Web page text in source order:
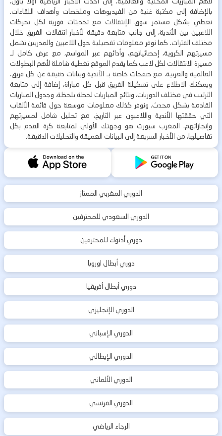
بالإضافة إلى مكتبة غنية من الفيديوهات وملخصات وأهداف اللقاءات.
نغطي بشكل مستمر سوق الإنتقالات مع تحديثات فورية لكل تحركات
اللاعبين بين الأندية، إلى جانب متابعة دقيقة لأخبار انتقالات الفريق خلال
مختلف الفترات. كما نوفر معلومات تفصيلية حول اللاعبين والمدربين تشمل
مسيرتهم الكروية، إحصائياتهم، وأدائهم عبر المواسم، مع عرض كامل لـ
مسيرة الانتقالات لكل لاعب.كما يقدم الموقع تغطية شاملة لأهم البطولات
العالمية والعربية، مع صفحات خاصة بـ الأندية وبيانات دقيقة عن كل فريق.
ويمكنك الاطلاع على تشكيلة الفريق قبل كل مباراة، إضافة إلى متابعة
الترتيب في مختلف الدوريات، ونتائج المباريات لحظة بلحظة، وجدول المباريات
القادمة بشكل محدث. ونوفر كذلك معلومات موسعة حول قائمة الألقاب
التي حققتها الأندية واللاعبون عبر التاريخ، مع تحليل شامل لمسيرتهم
وإنجازاتهم. المغرب سبورت هو وجهتك الأولى لمتابعة كرة القدم بكل
تفاصيلها، من الأخبار السريعة إلى البيانات العميقة والتحليلات الدقيقة.
الدوري المغربي الممتاز
الدوري السعودي للمحترفين
دوري أدنوك للمحترفين
دوري أبطال اوروبا
دوري أبطال أفريقيا
الدوري الإنجليزي
الدوري الإسباني
الدوري الإيطالي
الدوري الألماني
الدوري الفرنسي
الرجاء الرياضي